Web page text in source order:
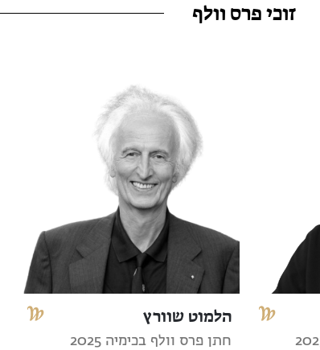
זוכי פרס וולף
הלמוט שוורץ
חתן פרס וולף בכימיה 2025